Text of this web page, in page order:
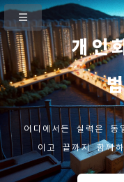
개인
어디에서든 실력은
이고 끝까지 함께